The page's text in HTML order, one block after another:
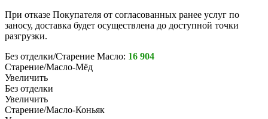
При отказе Покупателя от согласованных ранее услуг по
заносу, доставка будет осуществлена до доступной точки
разгрузки.
Без отделки/Старение Масло: 16 904
Старение/Масло-Мёд
Увеличить
Без отделки
Увеличить
Старение/Масло-Коньяк